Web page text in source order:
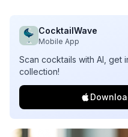
CocktailWave
Mobile App
Scan cocktails with AI, get
collection!